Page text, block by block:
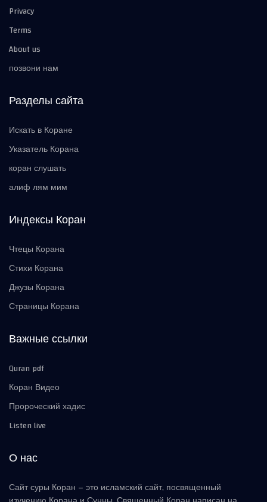
Privacy
Terms
About us
позвони нам
Разделы сайта
Искать в Коране
Указатель Корана
коран слушать
алиф лям мим
Индексы Коран
Чтецы Корана
Стихи Корана
Джузы Корана
Страницы Корана
Важные ссылки
Quran pdf
Коран Видео
Пророческий хадис
Listen live
О нас
Сайт суры Коран – это исламский сайт, посвященный